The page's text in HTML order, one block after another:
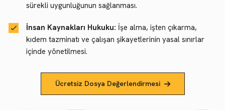
sürekli uygunluğunun sağlanması.
İnsan Kaynakları Hukuku: İşe alma, işten çıkarma,
kıdem tazminatı ve çalışan şikayetlerinin yasal sınırlar
içinde yönetilmesi.
Ücretsiz Dosya Değerlendirmesi